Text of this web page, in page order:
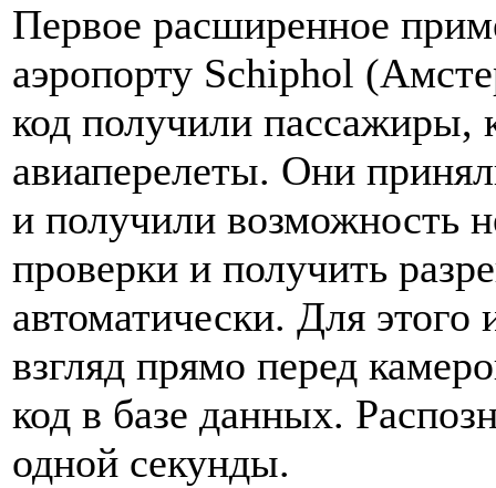
Первое расширенное
аэропорту Schiphol
код получили пассажиры,
авиаперелеты. Они
и получили возможность
проверки и получить
автоматически. Для этого
взгляд прямо перед
код в базе данных.
одной секунды.